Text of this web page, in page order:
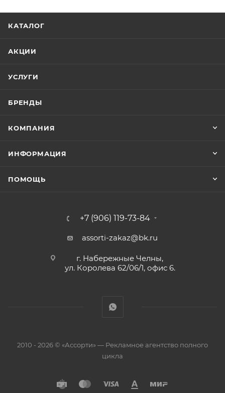
КАТАЛОГ
АКЦИИ
УСЛУГИ
БРЕНДЫ
КОМПАНИЯ
ИНФОРМАЦИЯ
ПОМОЩЬ
+7 (906) 119-73-84
assorti-zakaz@bk.ru
г. Набережные Челны,
ул. Королева 62/06/1, офис 6.
2010 - 2026 © «Ассорти» — Рекламное агентство полного
цикла